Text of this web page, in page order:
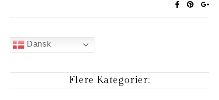
Dansk
Flere Kategorier: